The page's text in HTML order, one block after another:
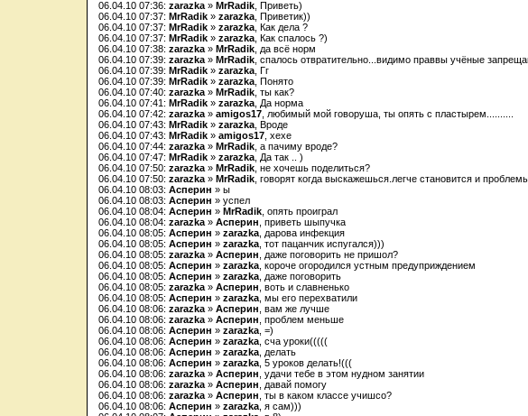
06.04.10 07:36: zarazka » MrRadik , Приветь)
06.04.10 07:37: MrRadik » zarazka , Приветик))
06.04.10 07:37: MrRadik » zarazka , Как дела ?
06.04.10 07:37: MrRadik » zarazka , Как спалось ?)
06.04.10 07:38: zarazka » MrRadik , да всё норм
06.04.10 07:39: zarazka » MrRadik , спалось отвратительно...видимо праввы учёные
06.04.10 07:39: MrRadik » zarazka , Гг
06.04.10 07:39: MrRadik » zarazka , Понято
06.04.10 07:40: zarazka » MrRadik , ты как?
06.04.10 07:41: MrRadik » zarazka , Да норма
06.04.10 07:42: zarazka » amigos17 , любимый мой говоруша, ты опять с пластырем..........
06.04.10 07:43: MrRadik » zarazka , Вроде
06.04.10 07:43: MrRadik » amigos17 , хехе
06.04.10 07:44: zarazka » MrRadik , а пачиму вроде?
06.04.10 07:47: MrRadik » zarazka , Да так .. )
06.04.10 07:50: zarazka » MrRadik , не хочешь поделиться?
06.04.10 07:50: zarazka » MrRadik , говорят когда выскажешься.легче становится и
06.04.10 08:03: Асперин » ы
06.04.10 08:03: Асперин » успел
06.04.10 08:04: Асперин » MrRadik , опять проиграл
06.04.10 08:04: zarazka » Асперин , приветь шыпучка
06.04.10 08:05: Асперин » zarazka , дарова инфекция
06.04.10 08:05: Асперин » zarazka , тот пацанчик испугался)))
06.04.10 08:05: zarazka » Асперин , даже поговорить не пришол?
06.04.10 08:05: Асперин » zarazka , короче огородился устным предуприждением
06.04.10 08:05: Асперин » zarazka , даже поговорить
06.04.10 08:05: zarazka » Асперин , воть и славненько
06.04.10 08:05: Асперин » zarazka , мы его перехватили
06.04.10 08:06: zarazka » Асперин , вам же лучше
06.04.10 08:06: zarazka » Асперин , проблем меньше
06.04.10 08:06: Асперин » zarazka , =)
06.04.10 08:06: Асперин » zarazka , сча уроки(((((
06.04.10 08:06: Асперин » zarazka , делать
06.04.10 08:06: Асперин » zarazka , 5 уроков делать!(((
06.04.10 08:06: zarazka » Асперин , удачи тебе в этом нудном занятии
06.04.10 08:06: zarazka » Асперин , давай помогу
06.04.10 08:06: zarazka » Асперин , ты в каком классе учишсо?
06.04.10 08:06: Асперин » zarazka , я сам)))